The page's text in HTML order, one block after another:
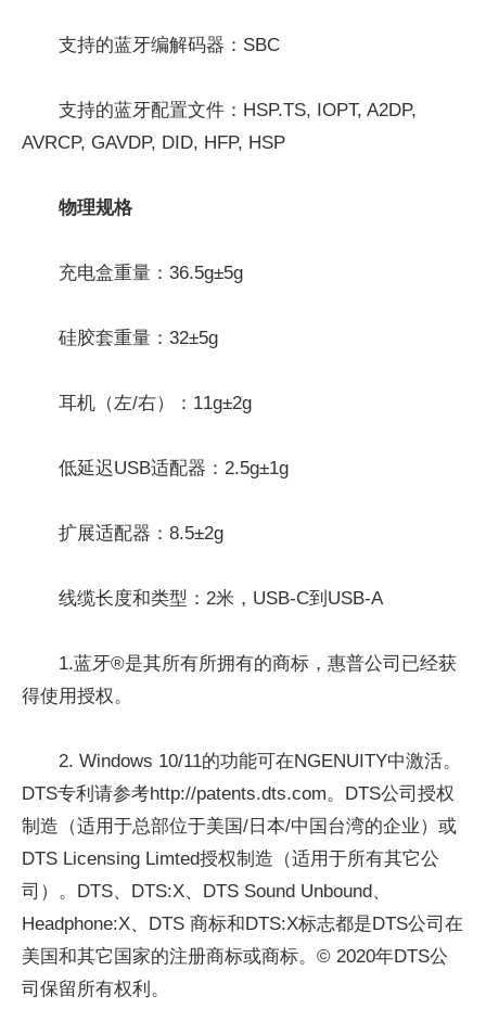
支持的蓝牙编解码器：SBC
支持的蓝牙配置文件：HSP.TS, IOPT, A2DP,
AVRCP, GAVDP, DID, HFP, HSP
物理规格
充电盒重量：36.5g±5g
硅胶套重量：32±5g
耳机（左/右）：11g±2g
低延迟USB适配器：2.5g±1g
扩展适配器：8.5±2g
线缆长度和类型：2米，USB-C到USB-A
1.蓝牙®是其所有所拥有的商标，惠普公司已经获
得使用授权。
2. Windows 10/11的功能可在NGENUITY中激活。
DTS专利请参考http://patents.dts.com。DTS公司授权
制造（适用于总部位于美国/日本/中国台湾的企业）或
DTS Licensing Limted授权制造（适用于所有其它公
司）。DTS、DTS:X、DTS Sound Unbound、
Headphone:X、DTS 商标和DTS:X标志都是DTS公司在
美国和其它国家的注册商标或商标。© 2020年DTS公
司保留所有权利。